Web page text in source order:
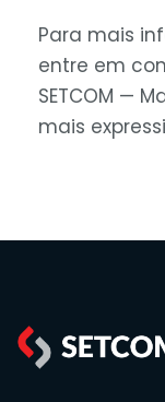
Para mais
entre em
SETCOM —
mais